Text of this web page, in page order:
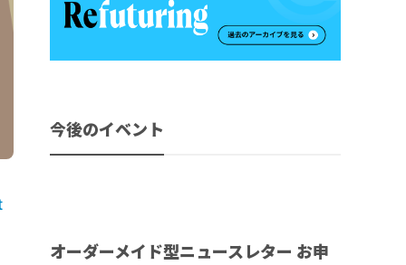
今後のイベント
オーダーメイド型ニュースレター お申